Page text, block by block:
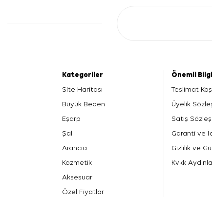
Kategoriler
Site Haritası
Büyük Beden
Eşarp
Şal
Arancia
Kozmetik
Aksesuar
Özel Fiyatlar
Önemli
Teslimat
Üyelik
Satış
Garanti ve
Gizlilik ve
Kvkk